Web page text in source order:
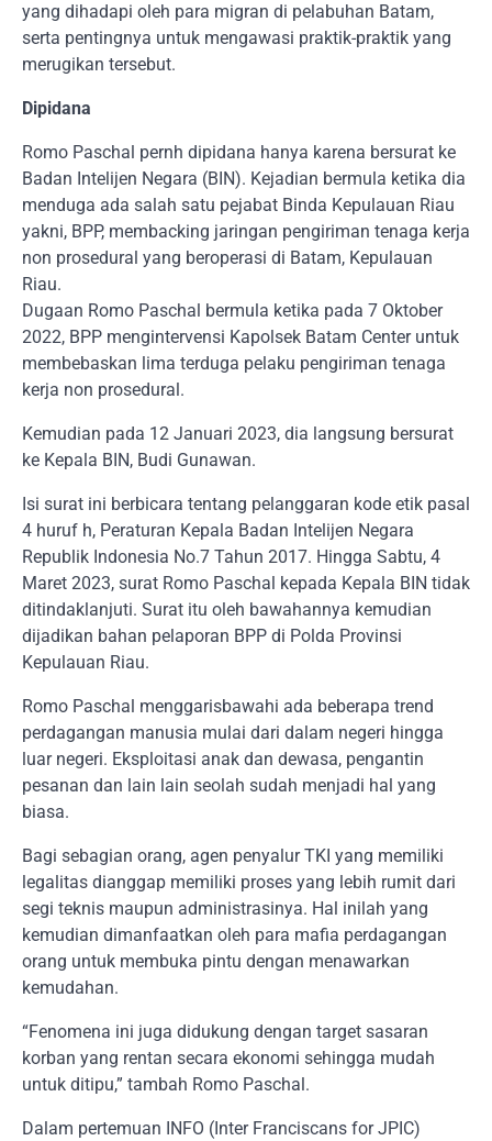
yang dihadapi oleh para migran di pelabuhan Batam,
serta pentingnya untuk mengawasi praktik-praktik yang
merugikan tersebut.
Dipidana
Romo Paschal pernh dipidana hanya karena bersurat ke
Badan Intelijen Negara (BIN). Kejadian bermula ketika dia
menduga ada salah satu pejabat Binda Kepulauan Riau
yakni, BPP, membacking jaringan pengiriman tenaga kerja
non prosedural yang beroperasi di Batam, Kepulauan
Riau.
Dugaan Romo Paschal bermula ketika pada 7 Oktober
2022, BPP mengintervensi Kapolsek Batam Center untuk
membebaskan lima terduga pelaku pengiriman tenaga
kerja non prosedural.
Kemudian pada 12 Januari 2023, dia langsung bersurat
ke Kepala BIN, Budi Gunawan.
Isi surat ini berbicara tentang pelanggaran kode etik pasal
4 huruf h, Peraturan Kepala Badan Intelijen Negara
Republik Indonesia No.7 Tahun 2017. Hingga Sabtu, 4
Maret 2023, surat Romo Paschal kepada Kepala BIN tidak
ditindaklanjuti. Surat itu oleh bawahannya kemudian
dijadikan bahan pelaporan BPP di Polda Provinsi
Kepulauan Riau.
Romo Paschal menggarisbawahi ada beberapa trend
perdagangan manusia mulai dari dalam negeri hingga
luar negeri. Eksploitasi anak dan dewasa, pengantin
pesanan dan lain lain seolah sudah menjadi hal yang
biasa.
Bagi sebagian orang, agen penyalur TKI yang memiliki
legalitas dianggap memiliki proses yang lebih rumit dari
segi teknis maupun administrasinya. Hal inilah yang
kemudian dimanfaatkan oleh para mafia perdagangan
orang untuk membuka pintu dengan menawarkan
kemudahan.
“Fenomena ini juga didukung dengan target sasaran
korban yang rentan secara ekonomi sehingga mudah
untuk ditipu,” tambah Romo Paschal.
Dalam pertemuan INFO (Inter Franciscans for JPIC)